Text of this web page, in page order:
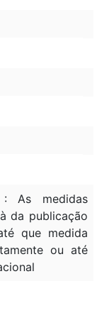
As medidas
da publicação
que medida
ou até